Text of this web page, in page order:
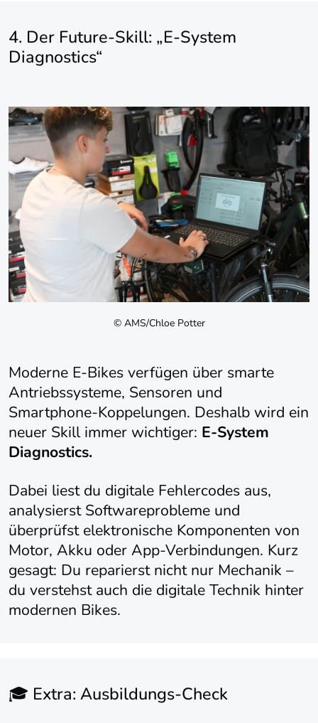
4. Der Future-Skill: „E-System
Diagnostics“
© AMS/Chloe Potter
Moderne E-Bikes verfügen über smarte
Antriebssysteme, Sensoren und
Smartphone-Koppelungen. Deshalb wird ein
neuer Skill immer wichtiger: E-System
Diagnostics.
Dabei liest du digitale Fehlercodes aus,
analysierst Softwareprobleme und
überprüfst elektronische Komponenten von
Motor, Akku oder App-Verbindungen. Kurz
gesagt: Du reparierst nicht nur Mechanik –
du verstehst auch die digitale Technik hinter
modernen Bikes.
🎓 Extra: Ausbildungs-Check